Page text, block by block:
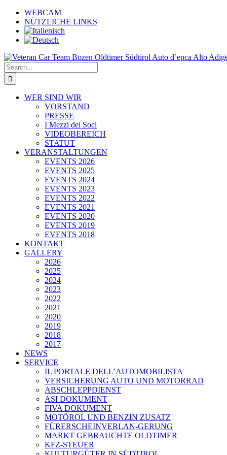
Skip
content
WEBCAM
NÜTZLICHE LINKS
Search
for:
WER SIND WIR
VORSTAND
PRESSE
I Mezzi dei Soci
VIDEOBEREICH
STATUT
VERANSTALTUNGEN
EVENTS 2026
EVENTS 2025
EVENTS 2024
EVENTS 2023
EVENTS 2022
EVENTS 2021
EVENTS 2020
EVENTS 2019
EVENTS 2018
KONTAKT
GALLERY
2026
2025
2024
2023
2022
2021
2020
2019
2018
2017
NEWS
SERVICE
IL PORTALE DELL’AUTOMOBILISTA
VERSICHERUNG AUTO UND MOTORRAD
ABSCHLEPPDIENST
ASI DOKUMENT
FIVA DOKUMENT
MOTÖROL UND BENZIN ZUSATZ
FÜRERSCHEINVERLAN-GERUNG
MARKT GEBRAUCHTE OLDTIMER
KFZ-STEUER